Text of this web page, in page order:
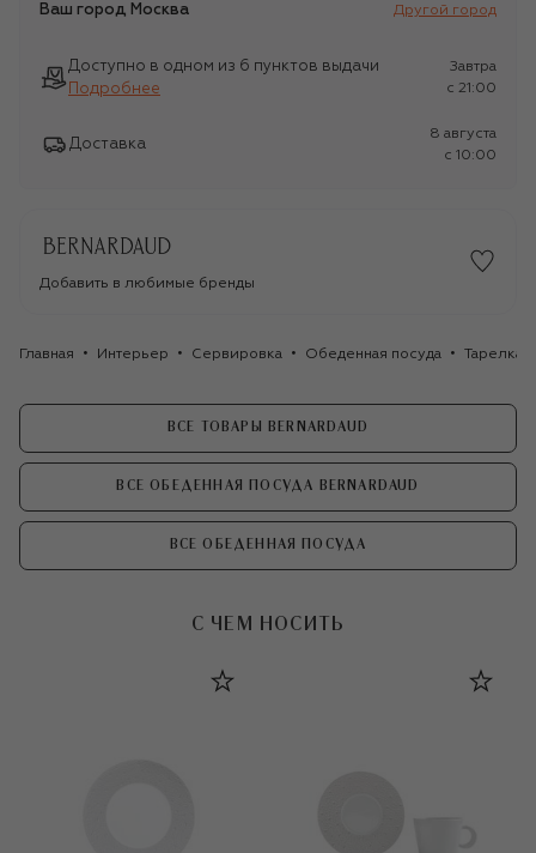
Ваш город Москва Другой город
Доступно в одном из 6 пунктов выдачи
Подробнее
Завтра
c 21:00
Доставка
8 августа
c 10:00
Добавить в любимые бренды
Главная Интерьер Сервировка Обеденная посуда Тарелка
ВСЕ ТОВАРЫ BERNARDAUD
ВСЕ ОБЕДЕННАЯ ПОСУДА BERNARDAUD
ВСЕ ОБЕДЕННАЯ ПОСУДА
С ЧЕМ НОСИТЬ